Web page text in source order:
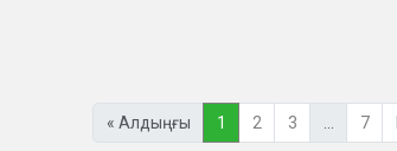
« Алдыңғы 1 2 3 7